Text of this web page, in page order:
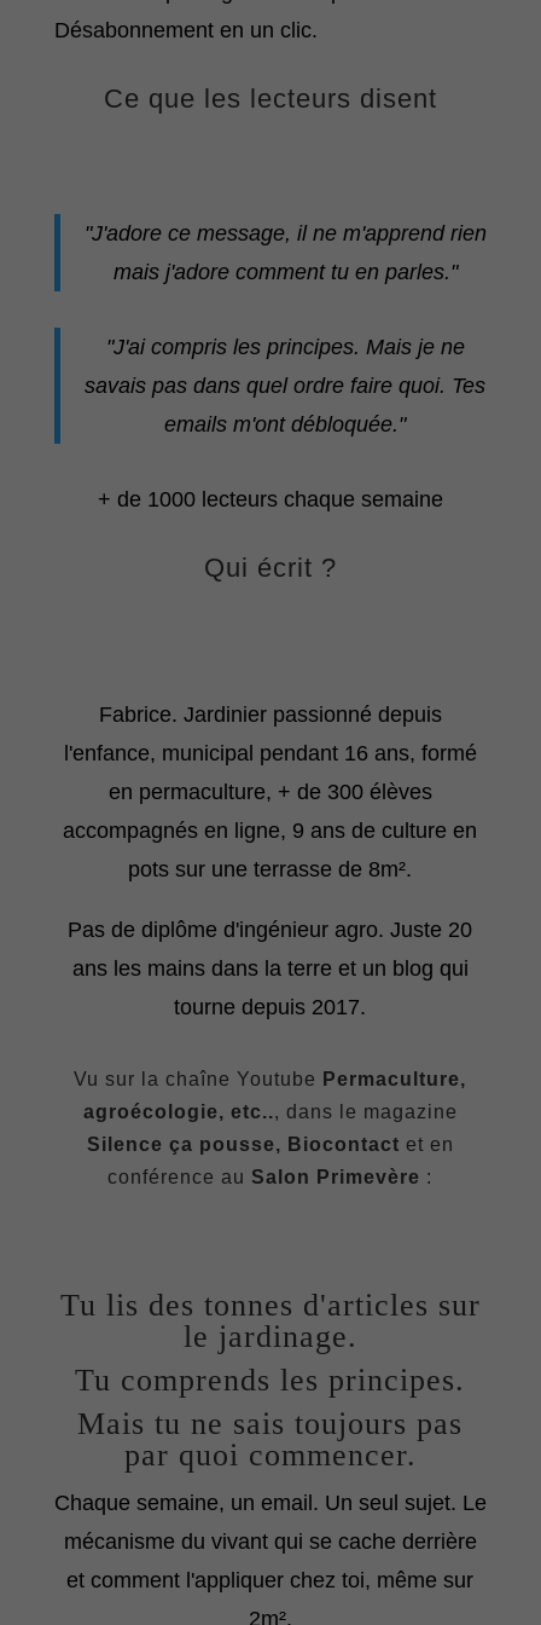
Désabonnement en un clic.
Ce que les lecteurs disent
"J'adore ce message, il ne m'apprend rien
mais j'adore comment tu en parles."
"J'ai compris les principes. Mais je ne
savais pas dans quel ordre faire quoi. Tes
emails m'ont débloquée."
+ de 1000 lecteurs chaque semaine
Qui écrit ?
Fabrice. Jardinier passionné depuis
l'enfance, municipal pendant 16 ans, formé
en permaculture, + de 300 élèves
accompagnés en ligne, 9 ans de culture en
pots sur une terrasse de 8m².
Pas de diplôme d'ingénieur agro. Juste 20
ans les mains dans la terre et un blog qui
tourne depuis 2017.
Vu sur la chaîne Youtube Permaculture,
agroécologie, etc.., dans le magazine
Silence ça pousse, Biocontact et en
conférence au Salon Primevère :
Tu lis des tonnes d'articles sur
le jardinage.
Tu comprends les principes.
Mais tu ne sais toujours pas
par quoi commencer.
Chaque semaine, un email. Un seul sujet. Le
mécanisme du vivant qui se cache derrière
et comment l'appliquer chez toi, même sur
2m².